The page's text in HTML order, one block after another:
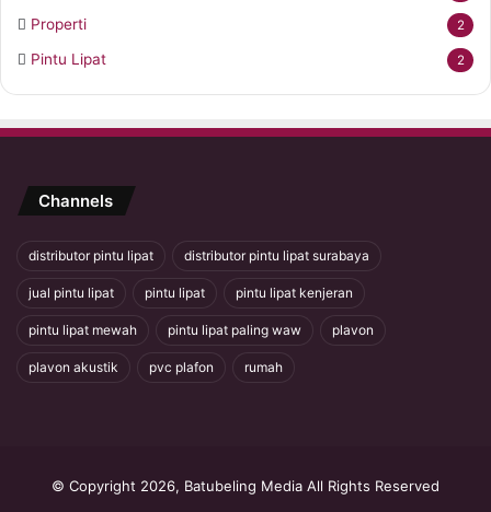
Properti 2
Pintu Lipat 2
Channels
distributor pintu lipat distributor pintu lipat surabaya
jual pintu lipat pintu lipat pintu lipat kenjeran
pintu lipat mewah pintu lipat paling waw plavon
plavon akustik pvc plafon rumah
© Copyright 2026, Batubeling Media All Rights Reserved